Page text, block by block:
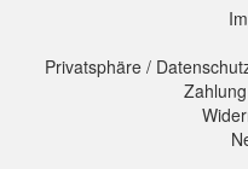
Privatsphäre /